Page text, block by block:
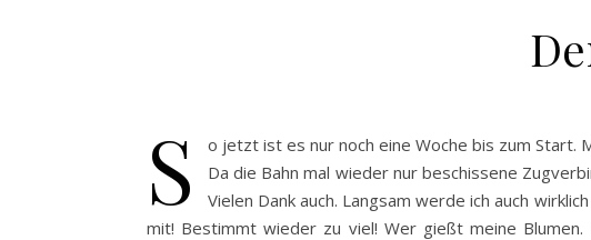
S
o jetzt ist es nur noch eine Woche bis zum Start.
Da die Bahn mal wieder nur beschissene
Vielen Dank auch. Langsam werde ich auch
mit! Bestimmt wieder zu viel! Wer gießt meine